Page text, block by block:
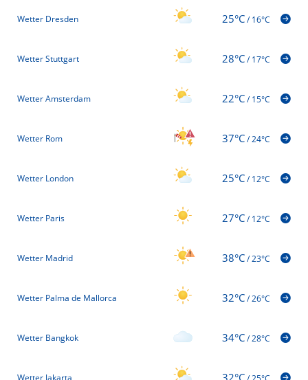
Wetter Dresden 25°C/16°C
Wetter Stuttgart 28°C/17°C
Wetter Amsterdam 22°C/15°C
Wetter Rom 37°C/24°C
Wetter London 25°C/12°C
Wetter Paris 27°C/12°C
Wetter Madrid 38°C/23°C
Wetter Palma de Mallorca 32°C/26°C
Wetter Bangkok 34°C/28°C
Wetter Jakarta 32°C